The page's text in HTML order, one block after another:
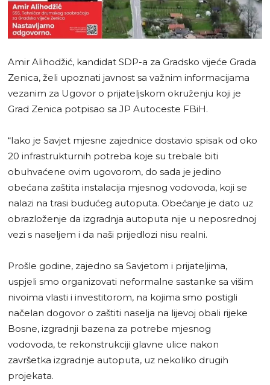
Amir Alihodžić, kandidat SDP-a za Gradsko vijeće Grada
Zenica, želi upoznati javnost sa važnim informacijama
vezanim za Ugovor o prijateljskom okruženju koji je
Grad Zenica potpisao sa JP Autoceste FBiH.
“Iako je Savjet mjesne zajednice dostavio spisak od oko
20 infrastrukturnih potreba koje su trebale biti
obuhvaćene ovim ugovorom, do sada je jedino
obećana zaštita instalacija mjesnog vodovoda, koji se
nalazi na trasi budućeg autoputa. Obećanje je dato uz
obrazloženje da izgradnja autoputa nije u neposrednoj
vezi s naseljem i da naši prijedlozi nisu realni.
Prošle godine, zajedno sa Savjetom i prijateljima,
uspjeli smo organizovati neformalne sastanke sa višim
nivoima vlasti i investitorom, na kojima smo postigli
načelan dogovor o zaštiti naselja na lijevoj obali rijeke
Bosne, izgradnji bazena za potrebe mjesnog
vodovoda, te rekonstrukciji glavne ulice nakon
završetka izgradnje autoputa, uz nekoliko drugih
projekata.